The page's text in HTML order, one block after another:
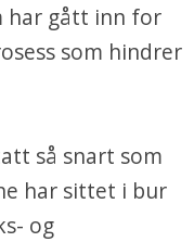
har gått inn for
som hindrer
så snart som
har sittet i bur
og